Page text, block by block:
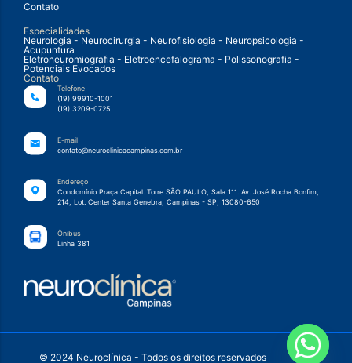
Contato
Especialidades
Neurologia - Neurocirurgia - Neurofisiologia - Neuropsicologia -
Acupuntura
Eletroneuromiografia - Eletroencefalograma - Polissonografia -
Potenciais Evocados
Contato
Telefone
(19) 99910-1001
(19) 3209-0725
E-mail
contato@neuroclinicacampinas.com.br
Endereço
Condomínio Praça Capital. Torre SÃO PAULO, Sala 111. Av. José Rocha Bonfim,
214, Lot. Center Santa Genebra, Campinas - SP, 13080-650
Ônibus
Linha 381
© 2024 Neuroclínica - Todos os direitos reservados